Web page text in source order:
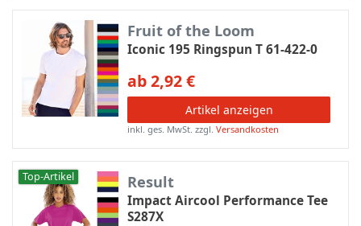
Fruit of the Loom
Iconic 195 Ringspun T 61-422-0
ab 2,92 €
Artikel anzeigen
inkl. ges. MwSt. zzgl.Versandkosten
Top-Artikel Result
Impact Aircool Performance Tee
S287X